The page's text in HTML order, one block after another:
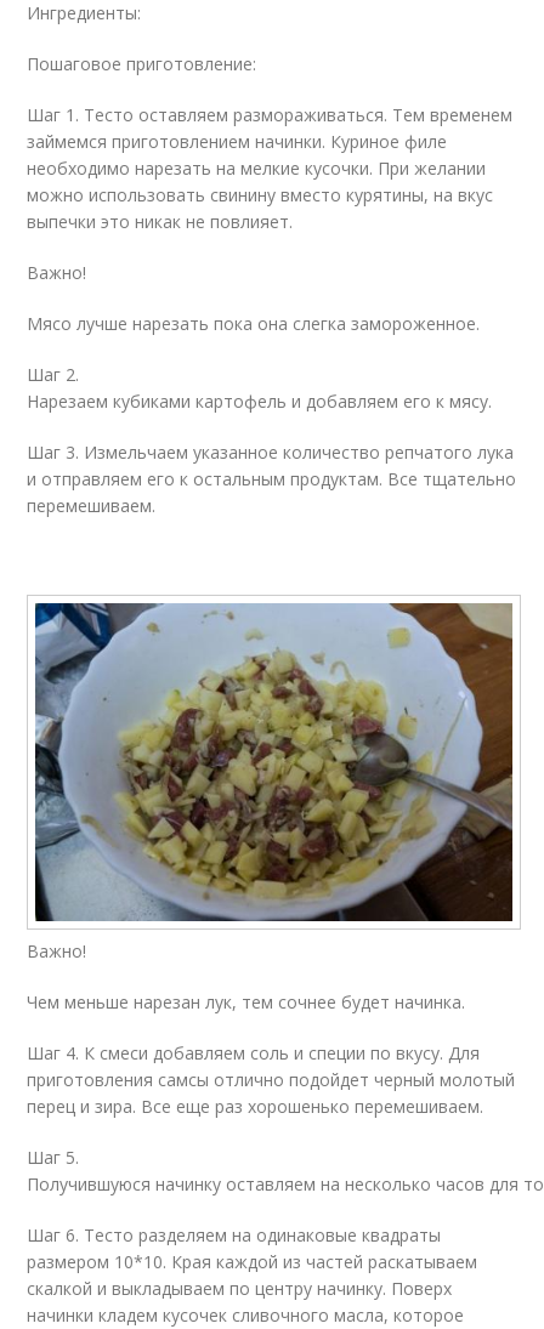
Ингредиенты:
Пошаговое приготовление:
Шаг 1. Тесто оставляем размораживаться. Тем временем
займемся приготовлением начинки. Куриное филе
необходимо нарезать на мелкие кусочки. При желании
можно использовать свинину вместо курятины, на вкус
выпечки это никак не повлияет.
Важно!
Мясо лучше нарезать пока она слегка замороженное.
Шаг 2.
Нарезаем кубиками картофель и добавляем его к мясу.
Шаг 3. Измельчаем указанное количество репчатого лука
и отправляем его к остальным продуктам. Все тщательно
перемешиваем.
Важно!
Чем меньше нарезан лук, тем сочнее будет начинка.
Шаг 4. К смеси добавляем соль и специи по вкусу. Для
приготовления самсы отлично подойдет черный молотый
перец и зира. Все еще раз хорошенько перемешиваем.
Шаг 5.
Получившуюся начинку оставляем на несколько часов для
Шаг 6. Тесто разделяем на одинаковые квадраты
размером 10*10. Края каждой из частей раскатываем
скалкой и выкладываем по центру начинку. Поверх
начинки кладем кусочек сливочного масла, которое